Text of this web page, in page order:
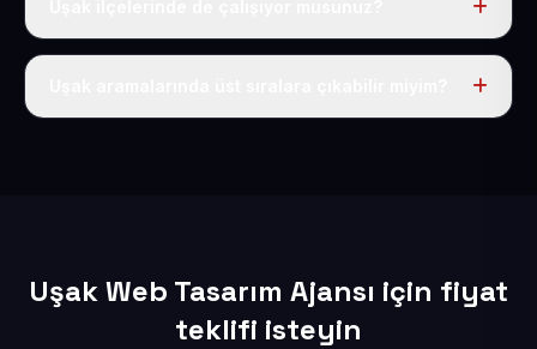
Elbette; Uşak iline bağlı bütün ilçelere uzaktan ve
Uşak Web Tasarım Ajansı için fiyat
teklifi isteyin